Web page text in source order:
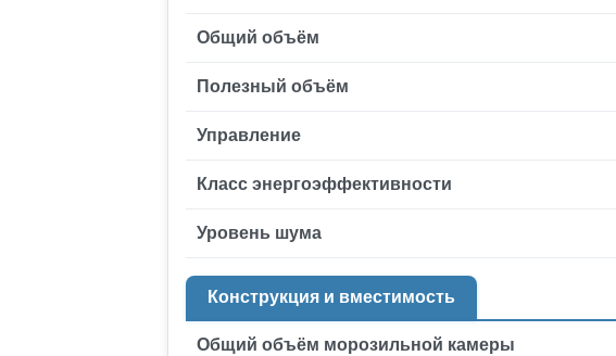
Общий объём
Полезный объём
Управление
Класс энергоэффективности
Уровень шума
Конструкция и вместимость
Общий объём морозильной камеры